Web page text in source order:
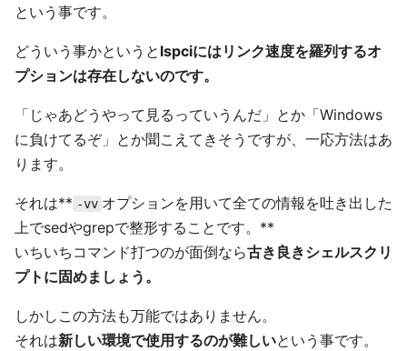
という事です。
どういう事かというと lspciにはリンク速度を羅列するオ
プションは存在しないのです。
「じゃあどうやって見るっていうんだ」とか「Windows
に負けてるぞ」とか聞こえてきそうですが、一応方法はあ
ります。
それは** -vv オプションを用いて全ての情報を吐き出した
上でsedやgrepで整形することです。**
いちいちコマンド打つのが面倒なら古き良きシェルスクリ
プトに固めましょう。
しかしこの方法も万能ではありません。
それは新しい環境で使用するのが難しいという事です。